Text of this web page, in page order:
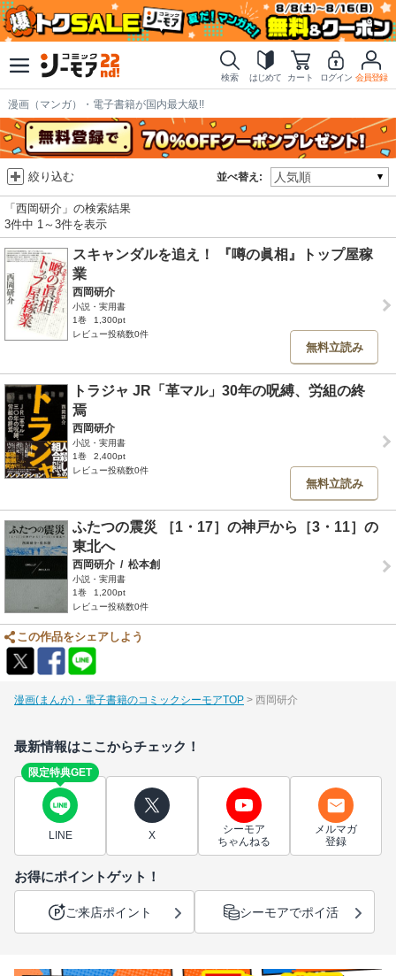
検索 はじめて カート ログイン 会員登録
漫画（マンガ）・電子書籍が国内最大級!!
並べ替え:
絞り込む
「西岡研介」の検索結果
3件中 1～3件を表示
スキャンダルを追え！ 『噂の眞相』トップ屋稼
業
西岡研介
小説・実用書
1巻
1,300pt
レビュー投稿数0件
無料立読み
トラジャ JR「革マル」30年の呪縛、労組の終
焉
西岡研介
小説・実用書
1巻
2,400pt
レビュー投稿数0件
無料立読み
ふたつの震災 ［1・17］の神戸から［3・11］の
東北へ
西岡研介 / 松本創
小説・実用書
1巻
1,200pt
レビュー投稿数0件
この作品をシェアしよう
漫画(まんが)・電子書籍のコミックシーモアTOP 西岡研介
最新情報はここからチェック！
限定特典GET
LINE X
シーモア
ちゃんねる
メルマガ
登録
お得にポイントゲット！
ご来店ポイント シーモアでポイ活